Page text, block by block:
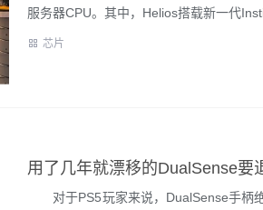
服务器CPU。其中，Helios搭载新一代
芯片
用了几年就漂移的DualSense要
对于PS5玩家来说，DualSense手柄